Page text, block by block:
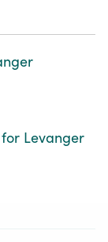
Levanger